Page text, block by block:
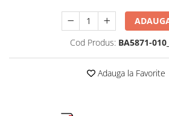
Cod Produs: BA5871-
Adauga la Favorite